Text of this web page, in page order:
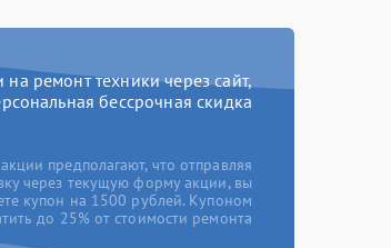
ремонт техники через сайт,
бессрочная скидка
предполагают, что отправляя
через текущую форму акции, вы
купон на 1500 рублей. Купоном
до 25% от стоимости ремонта